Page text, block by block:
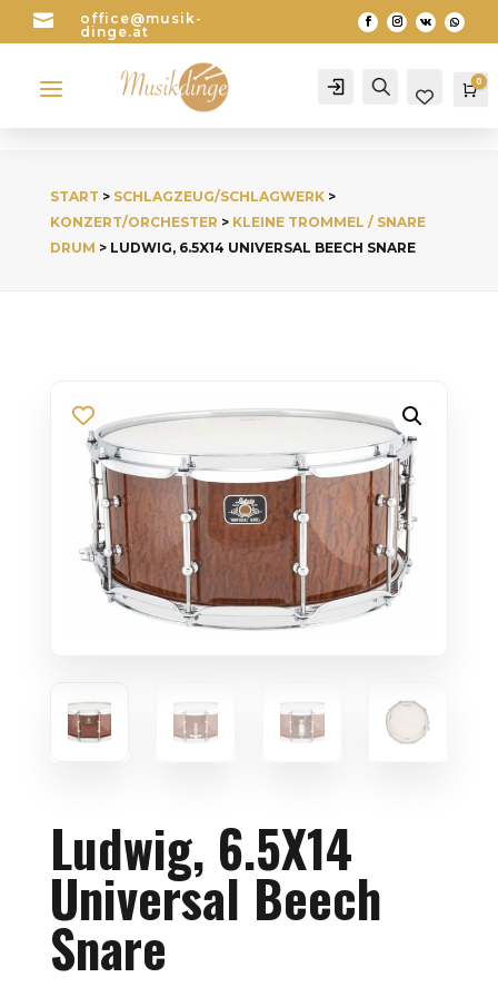

office@musik-
dinge.at
a Account Search 0
START > SCHLAGZEUG/SCHLAGWERK>
KONZERT/ORCHESTER > KLEINE TROMMEL / SNARE
DRUM > LUDWIG, 6.5X14 UNIVERSAL BEECH SNARE
Ludwig, 6.5X14
Universal Beech
Snare